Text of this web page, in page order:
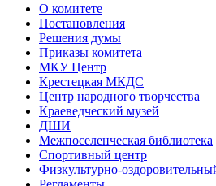
О комитете
Постановления
Решения думы
Приказы комитета
МКУ Центр
Крестецкая МКДС
Центр народного творчества
Краеведческий музей
ДШИ
Межпоселенческая библиотека
Спортивный центр
Физкультурно-